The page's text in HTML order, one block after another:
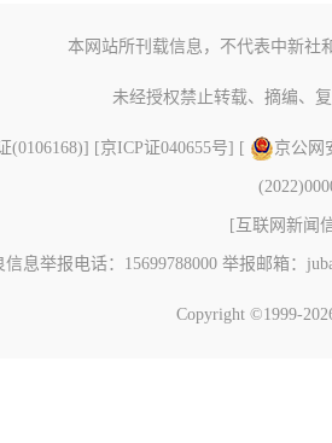
本网站所刊载信息，不代表中新社
未经授权禁止转载、摘编、
(0106168)] [京ICP证040655号] [ 京公网
[ 互联网新闻
息举报电话：15699788000 举报邮箱：
Copyright ©1999-